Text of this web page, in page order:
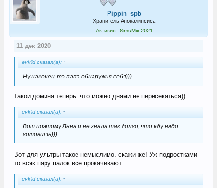
Pippin_spb
Хранитель Апокалипсиса
Активист SimsMix 2021
11 дек 2020
evklid сказал(а): ↑
Ну наконец-то папа обнаружил себя)))
Такой домина теперь, что можно днями не пересекаться))
evklid сказал(а): ↑
Вот поэтому Янна и не знала так долго, что еду надо
готовить)))
Вот для ультры такое немыслимо, скажи же! Уж подростками-
то всяк пару палок все прокачивают.
evklid сказал(а): ↑